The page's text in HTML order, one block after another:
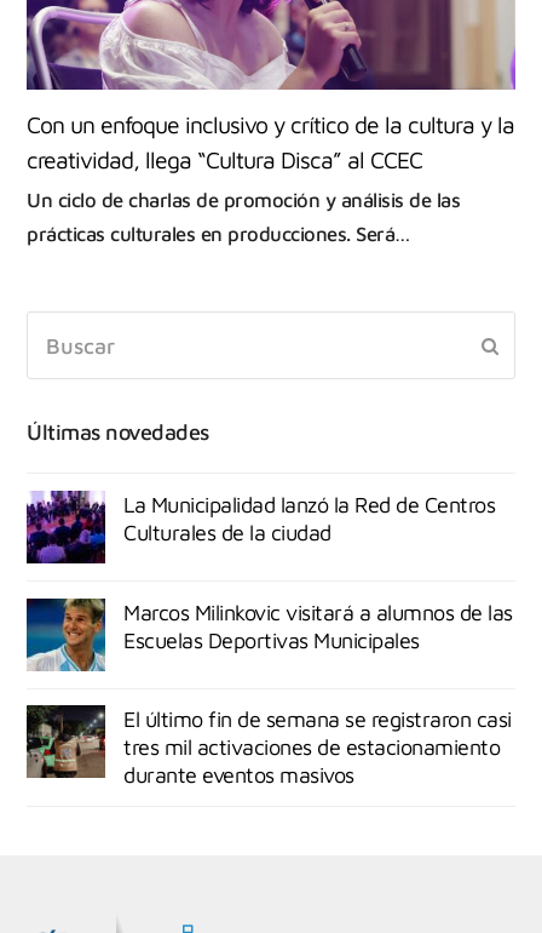
Con un enfoque inclusivo y crítico de la cultura y la
creatividad, llega “Cultura Disca” al CCEC
Un ciclo de charlas de promoción y análisis de las
prácticas culturales en producciones. Será…
Últimas novedades
La Municipalidad lanzó la Red de Centros
Culturales de la ciudad
Marcos Milinkovic visitará a alumnos de las
Escuelas Deportivas Municipales
El último fin de semana se registraron casi
tres mil activaciones de estacionamiento
durante eventos masivos